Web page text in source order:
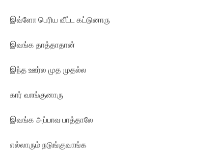
இவ்ளோ பெரிய வீட்ட கட்டுனாரு
இவங்க தாத்தாதான்
இந்த ஊர்ல முத முதல்ல
கார் வாங்குனாரு
இவங்க அப்பாவ பாத்தாலே
எல்லாரும் நடுங்குவாங்க